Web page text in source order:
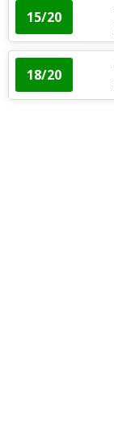
15/20
18/20